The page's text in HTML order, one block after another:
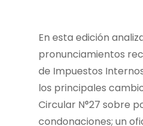
En esta edición
pronunciamientos
de Impuestos
los principales
Circular N°27 sobre
condonaciones; un